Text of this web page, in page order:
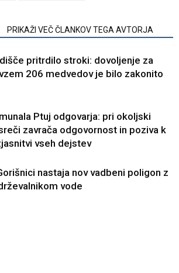
PRIKAŽI VEČ ČLANKOV TEGA AVTORJA
pritrdilo stroki: dovoljenje za
206 medvedov je bilo zakonito
Ptuj odgovarja: pri okoljski
zavrača odgovornost in poziva k
vseh dejstev
nastaja nov vadbeni poligon z
vode